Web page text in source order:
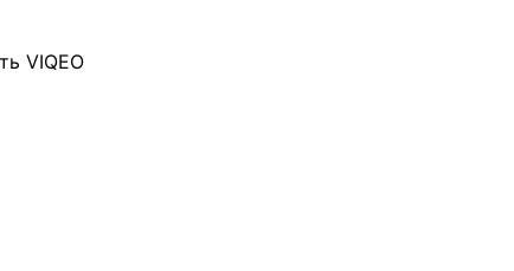
VIQEO